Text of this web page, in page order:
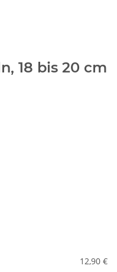
18 bis 20 cm
12,90 €